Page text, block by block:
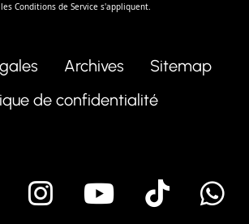
Conditions de Service s'appliquent.
Archives
Sitemap
de confidentialité
Instagram
Youtube
Tik